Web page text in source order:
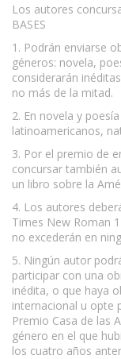
Los autores
BASES
1. Podrán enviarse
géneros: novela,
considerarán
no más de la mitad.
2. En novela y
latinoamericanos,
3. Por el premio de
concursar también
un libro sobre la
4. Los autores
Times New Roman
no excederán en
5. Ningún autor
participar con una
inédita, o que haya
internacional u opte
Premio Casa de las
género en el que
los cuatro años